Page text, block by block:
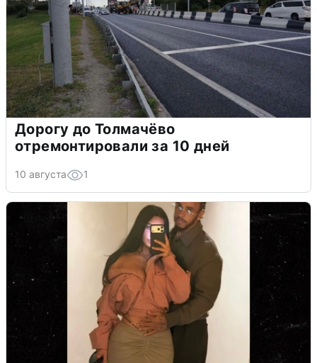
Дорогу до Толмачёво
отремонтировали за 10 дней
10 августа 1